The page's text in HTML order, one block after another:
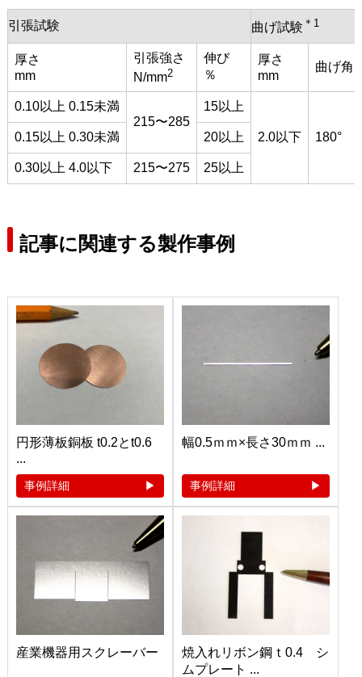
引張試験 曲げ試験 ＊1
厚さ
mm
引張強さ
N/mm2
伸び
％
厚さ
mm
曲げ角
0.10以上 0.15未満
215〜285
15以上
2.0以下 180°
0.15以上 0.30未満 20以上
0.30以上 4.0以下 215〜275 25以上
記事に関連する製作事例
円形薄板銅板 t0.2とt0.6
...
事例詳細
幅0.5ｍｍ×長さ30ｍｍ ...
事例詳細
産業機器用スクレーバー
焼入れリボン鋼ｔ0.4 シ
ムプレート ...